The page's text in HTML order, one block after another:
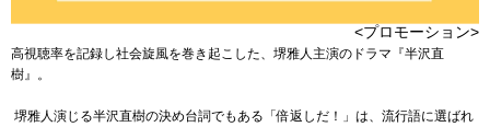
<プロモーション>
高視聴率を記録し社会旋風を巻き起こした、堺雅人主演のドラマ『半沢直
樹』。
堺雅人演じる半沢直樹の決め台詞でもある「倍返しだ！」は、流行語に選ばれ